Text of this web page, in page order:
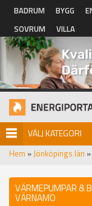
Hoppa till huvudinnehåll
BADRUM BYGG
SOVRUM
VILLA
VÄLJ KATEGORI
Hem »Jönköpings län
VÄRMEPUMPAR &
VÄRNAMO